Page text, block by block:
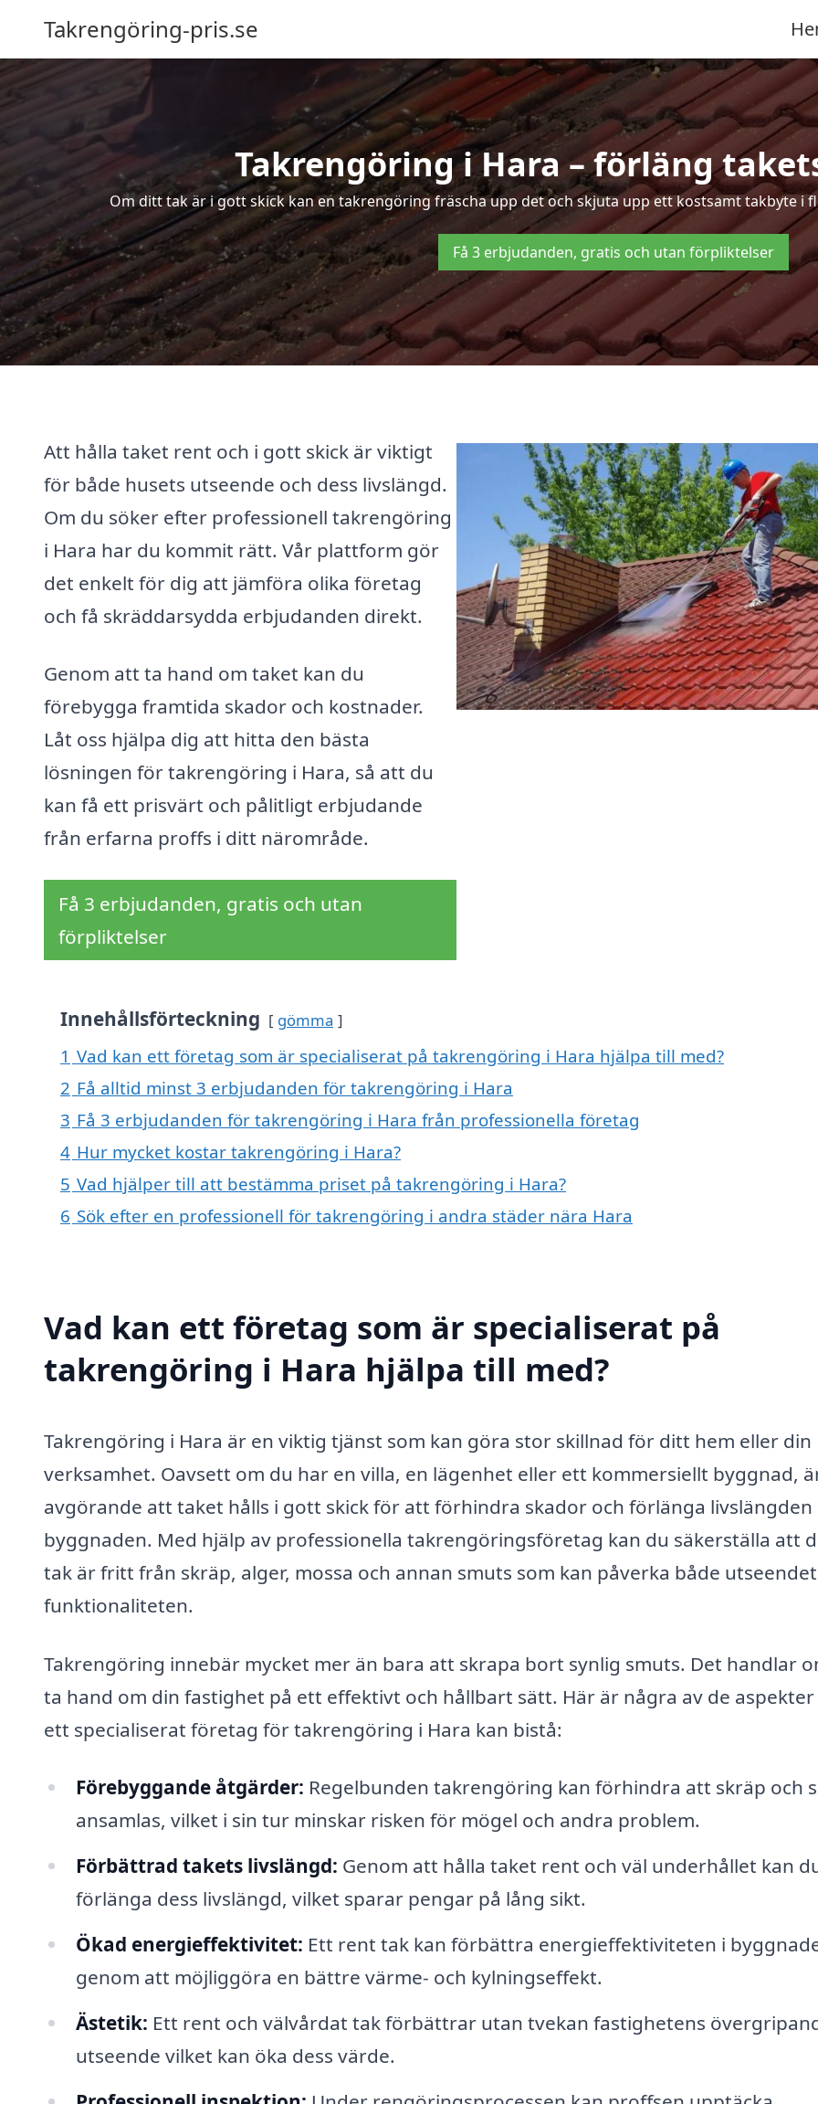
Takrengöring-pris.se
Takrengöring i Hara – förläng
Om ditt tak är i gott skick kan en takrengöring fräscha upp det och skjuta upp ett kostsamt takbyte i
Få 3 erbjudanden, gratis och utan förpliktelser
Att hålla taket rent och i gott skick är viktigt
för både husets utseende och dess livslängd.
Om du söker efter professionell takrengöring
i Hara har du kommit rätt. Vår plattform gör
det enkelt för dig att jämföra olika företag
och få skräddarsydda erbjudanden direkt.
Genom att ta hand om taket kan du
förebygga framtida skador och kostnader.
Låt oss hjälpa dig att hitta den bästa
lösningen för takrengöring i Hara, så att du
kan få ett prisvärt och pålitligt erbjudande
från erfarna proffs i ditt närområde.
Få 3 erbjudanden, gratis och utan
förpliktelser
Innehållsförteckning gömma
1 Vad kan ett företag som är specialiserat på takrengöring i Hara hjälpa till med?
2 Få alltid minst 3 erbjudanden för takrengöring i Hara
3 Få 3 erbjudanden för takrengöring i Hara från professionella företag
4 Hur mycket kostar takrengöring i Hara?
5 Vad hjälper till att bestämma priset på takrengöring i Hara?
6 Sök efter en professionell för takrengöring i andra städer nära Hara
Vad kan ett företag som är specialiserat på
takrengöring i Hara hjälpa till med?
Takrengöring i Hara är en viktig tjänst som kan göra stor skillnad för ditt hem eller din
verksamhet. Oavsett om du har en villa, en lägenhet eller ett kommersiellt byggnad,
avgörande att taket hålls i gott skick för att förhindra skador och förlänga livslängden
byggnaden. Med hjälp av professionella takrengöringsföretag kan du säkerställa att
tak är fritt från skräp, alger, mossa och annan smuts som kan påverka både
funktionaliteten.
Takrengöring innebär mycket mer än bara att skrapa bort synlig smuts. Det handlar
ta hand om din fastighet på ett effektivt och hållbart sätt. Här är några av de
ett specialiserat företag för takrengöring i Hara kan bistå:
Förebyggande åtgärder: Regelbunden takrengöring kan förhindra att skräp och
ansamlas, vilket i sin tur minskar risken för mögel och andra problem.
Förbättrad takets livslängd: Genom att hålla taket rent och väl underhållet kan
förlänga dess livslängd, vilket sparar pengar på lång sikt.
Ökad energieffektivitet: Ett rent tak kan förbättra energieffektiviteten i
genom att möjliggöra en bättre värme- och kylningseffekt.
Ästetik: Ett rent och välvårdat tak förbättrar utan tvekan fastighetens
utseende vilket kan öka dess värde.